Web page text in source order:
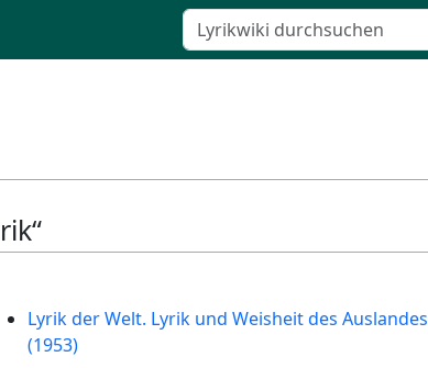
Lyrik der Welt. Lyrik und Weisheit des Auslandes
(1953)